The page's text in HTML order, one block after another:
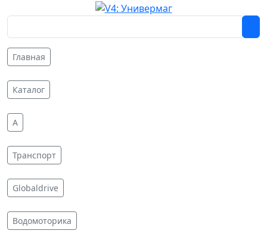
Главная
Каталог
A
Транспорт
Globaldrive
Водомоторика